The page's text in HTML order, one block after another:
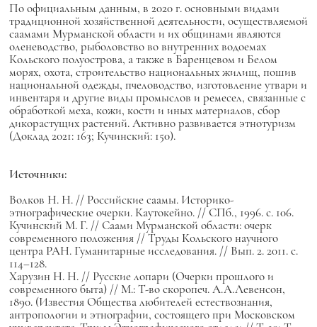
По официальным данным, в 2020 г. основными видами
традиционной хозяйственной деятельности, осуществляемой
саамами Мурманской области и их общинами являются
оленеводство, рыболовство во внутренних водоемах
Кольского полуострова, а также в Баренцевом и Белом
морях, охота, строительство национальных жилищ, пошив
национальной одежды, пчеловодство, изготовление утвари и
инвентаря и другие виды промыслов и ремесел, связанные с
обработкой меха, кожи, кости и иных материалов, сбор
дикорастущих растений. Активно развивается этнотуризм
(Доклад 2021: 163; Кучинский: 150).
Источники:
Волков Н. Н. // Российские саамы. Историко-
этнографические очерки. Каутокейно. // СПб., 1996. с. 106.
Кучинский М. Г. // Саами Мурманской области: очерк
современного положения // Труды Кольского научного
центра РАН. Гуманитарные исследования. // Вып. 2. 2011. с.
114–128.
Харузин Н. Н. // Русские лопари (Очерки прошлого и
современного быта) // М.: Т-во скоропеч. А.А.Левенсон,
1890. (Известия Общества любителей естествознания,
антропологии и этнографии, состоящего при Московском